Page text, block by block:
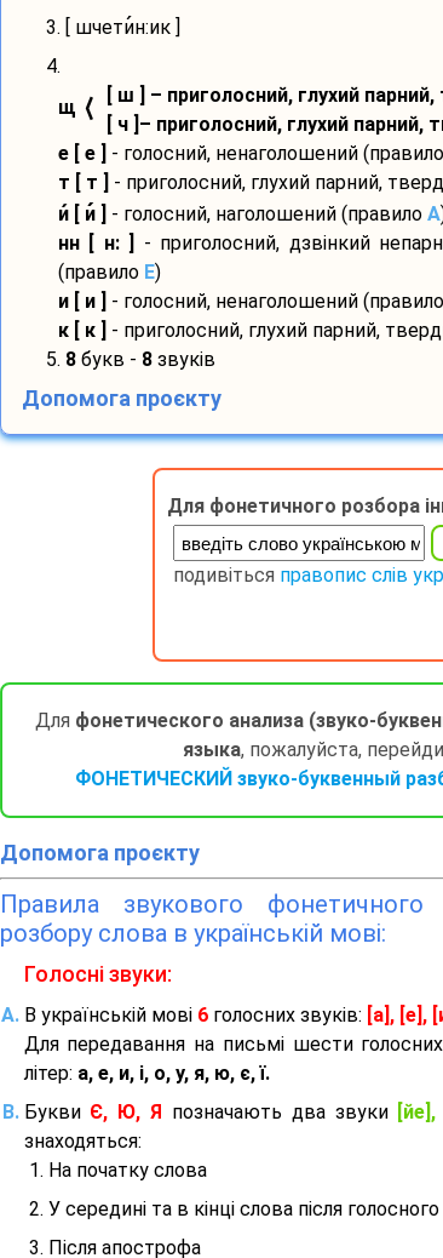
3. [ шчетин:ик ]
4.
щ ⟨
[ ш ] – приголосний, глухий
[ ч ]– приголосний, глухий парний,
е [ е ]
- голосний, ненаголошений (правило
т [ т ]
- приголосний, глухий парний,
и[ и] - голосний, наголошений (правило A
нн [ н: ]
- приголосний, дзвінкий
(правило E)
и [ и ]
- голосний, ненаголошений (правило
к [ к ]
- приголосний, глухий парний,
5. 8букв - 8звуків
Допомога проєкту
Для фонетичного розбора
подивіться правопис слів
Для фонетического анализа (звуко-
языка, пожалуйста,
ФОНЕТИЧЕСКИЙ звуко-буквенный
Допомога проєкту
Правила звукового фонетичного
розбору слова в українській мові:
Голосні звуки:
В українській мові 6голосних звуків: [а], [е],
Для передавання на письмі шести
літер: а, е, и, і, о, у, я, ю, є, ї.
Букви Є, Ю, Я позначають два звуки
знаходяться:
На початку слова
У середині та в кінці слова після
Після апострофа